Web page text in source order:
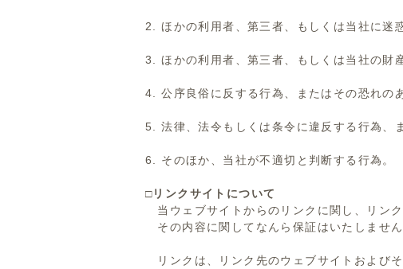
2. ほかの利用者、第三者、もしくは当社に迷
3. ほかの利用者、第三者、もしくは当社の財
4. 公序良俗に反する行為、またはその恐れの
5. 法律、法令もしくは条令に違反する行為、
6. そのほか、当社が不適切と判断する行為。
□リンクサイトについて
当ウェブサイトからのリンクに関し、リンク
その内容に関してなんら保証はいたしません
リンクは、リンク先のウェブサイトおよび